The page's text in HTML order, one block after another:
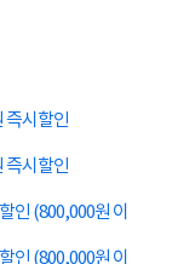
즉시할인
즉시할인
인 (800,000원 이
인 (800,000원 이